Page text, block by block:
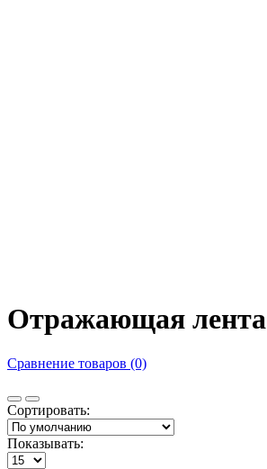
Отражающая лента
Сравнение товаров (0)
Сортировать:
Показывать: